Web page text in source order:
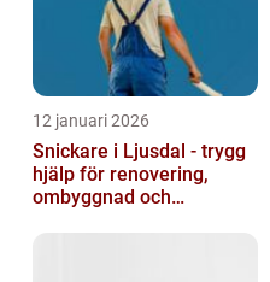
12 januari 2026
Snickare i Ljusdal - trygg
hjälp för renovering,
ombyggnad och